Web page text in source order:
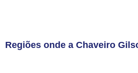
Regiões onde a Chaveiro